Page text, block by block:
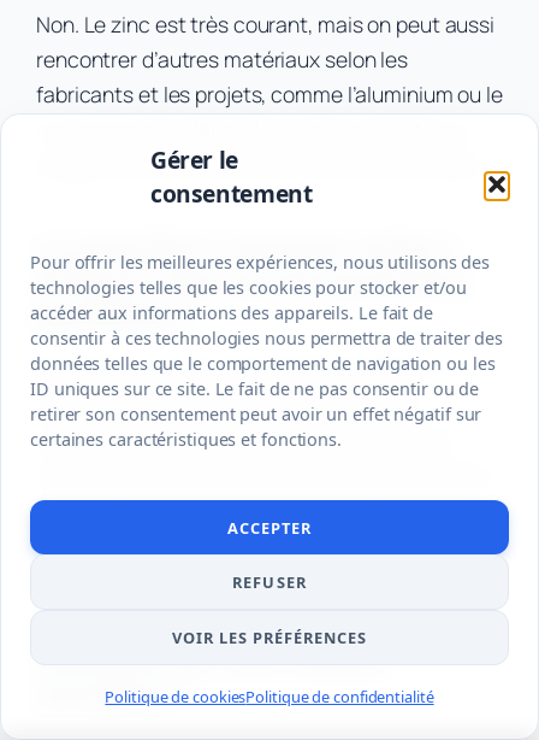
Gérer le
consentement
Pour offrir les meilleures expériences, nous utilisons des
technologies telles que les cookies pour stocker et/ou
accéder aux informations des appareils. Le fait de
consentir à ces technologies nous permettra de traiter des
données telles que le comportement de navigation ou les
ID uniques sur ce site. Le fait de ne pas consentir ou de
retirer son consentement peut avoir un effet négatif sur
certaines caractéristiques et fonctions.
ACCEPTER
REFUSER
VOIR LES PRÉFÉRENCES
Politique de cookiesPolitique de confidentialité
Non. Le zinc est très courant, mais on peut aussi
rencontrer d’autres matériaux selon les
fabricants et les projets, comme l’aluminium ou le
budget, de la toiture et des contraintes locales.
La gouttière nantaise coûte-t-
elle plus cher qu’une gouttière
pendante ?
Souvent, oui, surtout en pose complète. La
nantaise demande plus de précision, des
accessoires adaptés et parfois un travail de
matériau, de l’accès au toit et de la complexité
Peut-on poser une gouttière
nantaise sur une maison
ancienne ?